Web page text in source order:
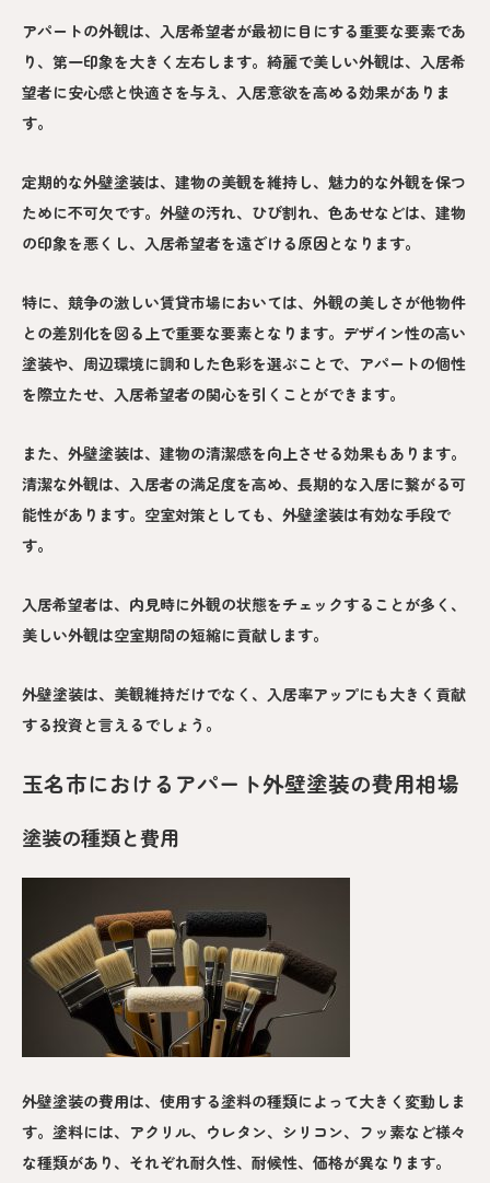
アパートの外観は、入居希望者が最初に目にする重要な要素であ
り、第一印象を大きく左右します。綺麗で美しい外観は、入居希
望者に安心感と快適さを与え、入居意欲を高める効果がありま
す。
定期的な外壁塗装は、建物の美観を維持し、魅力的な外観を保つ
ために不可欠です。外壁の汚れ、ひび割れ、色あせなどは、建物
の印象を悪くし、入居希望者を遠ざける原因となります。
特に、競争の激しい賃貸市場においては、外観の美しさが他物件
との差別化を図る上で重要な要素となります。デザイン性の高い
塗装や、周辺環境に調和した色彩を選ぶことで、アパートの個性
を際立たせ、入居希望者の関心を引くことができます。
また、外壁塗装は、建物の清潔感を向上させる効果もあります。
清潔な外観は、入居者の満足度を高め、長期的な入居に繋がる可
能性があります。空室対策としても、外壁塗装は有効な手段で
す。
入居希望者は、内見時に外観の状態をチェックすることが多く、
美しい外観は空室期間の短縮に貢献します。
外壁塗装は、美観維持だけでなく、入居率アップにも大きく貢献
する投資と言えるでしょう。
玉名市におけるアパート外壁塗装の費用相場
塗装の種類と費用
外壁塗装の費用は、使用する塗料の種類によって大きく変動しま
す。塗料には、アクリル、ウレタン、シリコン、フッ素など様々
な種類があり、それぞれ耐久性、耐候性、価格が異なります。